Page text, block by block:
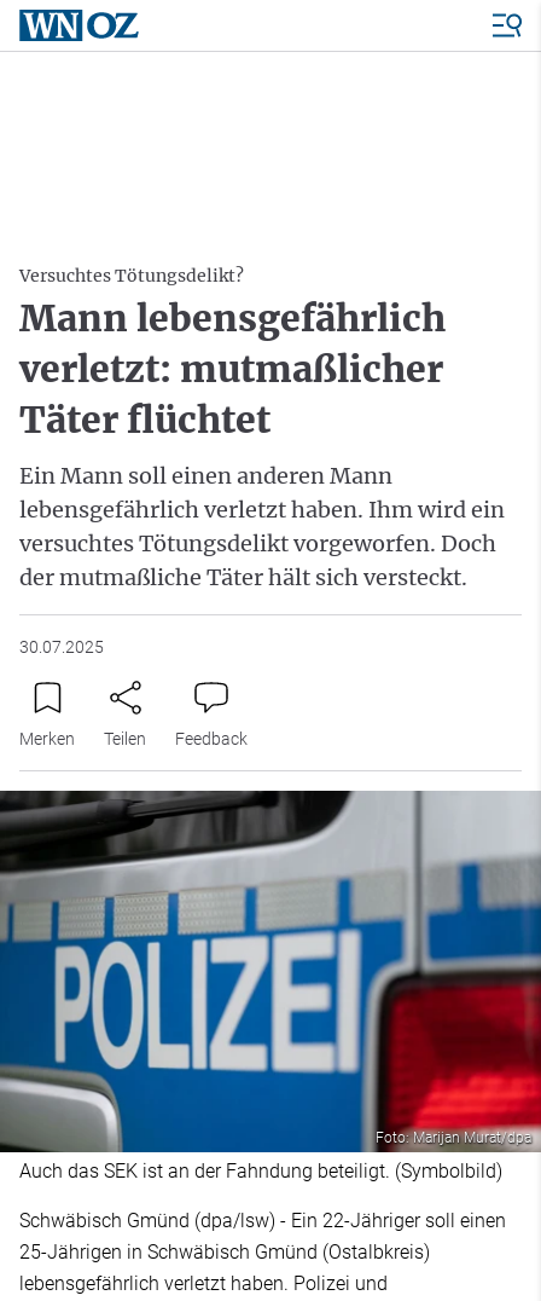
Versuchtes Tötungsdelikt?
Mann lebensgefährlich
verletzt: mutmaßlicher
Täter flüchtet
Ein Mann soll einen anderen Mann
lebensgefährlich verletzt haben. Ihm wird ein
versuchtes Tötungsdelikt vorgeworfen. Doch
der mutmaßliche Täter hält sich versteckt.
30.07.2025
Merken Teilen Feedback
Foto: Marijan Murat/dpa
Auch das SEK ist an der Fahndung beteiligt. (Symbolbild)
Schwäbisch Gmünd (dpa/lsw) - Ein 22-Jähriger soll einen
25-Jährigen in Schwäbisch Gmünd (Ostalbkreis)
lebensgefährlich verletzt haben. Polizei und